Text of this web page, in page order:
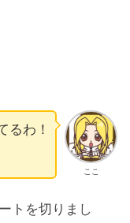
ここ
るわ！
トを切りまし